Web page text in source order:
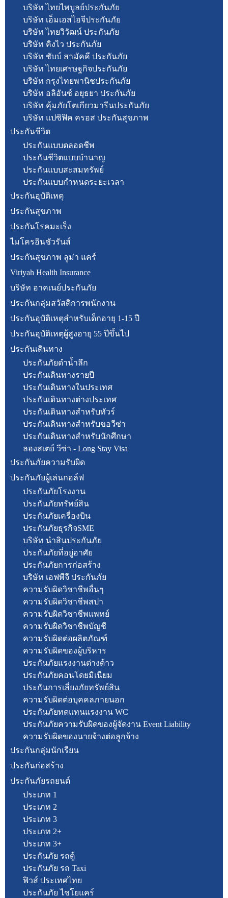
บริษัท ไทยไพบูลย์ประกันภัย
บริษัท เอ็มเอสไอจีประกันภัย
บริษัท ไทยวิวัฒน์ ประกันภัย
บริษัท คิงไว ประกันภัย
บริษัท ชับบ์ สามัคคี ประกันภัย
บริษัท ไทยเศรษฐกิจประกันภัย
บริษัท กรุงไทยพานิชประกันภัย
บริษัท อลิอันซ์ อยุธยา ประกันภัย
บริษัท คุ้มภัยโตเกียวมารีนประกันภัย
บริษัท แปซิฟิค ครอส ประกันสุขภาพ
ประกันชีวิต
ประกันแบบตลอดชีพ
ประกันชีวิตแบบบำนาญ
ประกันแบบสะสมทรัพย์
ประกันแบบกำหนดระยะเวลา
ประกันอุบัติเหตุ
ประกันสุขภาพ
ประกันโรคมะเร็ง
ไมโครอินชัวรันส์
ประกันสุขภาพ ลูม่า แคร์
Viriyah Health Insurance
บริษัท อาคเนย์ประกันภัย
ประกันกลุ่มสวัสดิการพนักงาน
ประกันอุบัติเหตุสำหรับเด็กอายุ 1-15 ปี
ประกันอุบัติเหตุผู้สูงอายุ 55 ปีขึ้นไป
ประกันเดินทาง
ประกันภัยดำน้ำลึก
ประกันเดินทางรายปี
ประกันเดินทางในประเทศ
ประกันเดินทางต่างประเทศ
ประกันเดินทางสำหรับทัวร์
ประกันเดินทางสำหรับขอวีซ่า
ประกันเดินทางสำหรับนักศึกษา
ลองสเตย์ วีซ่า - Long Stay Visa
ประกันภัยความรับผิด
ประกันภัยผู้เล่นกอล์ฟ
ประกันภัยโรงงาน
ประกันภัยทรัพย์สิน
ประกันภัยเครื่องบิน
ประกันภัยธุรกิจSME
บริษัท นำสินประกันภัย
ประกันภัยที่อยู่อาศัย
ประกันภัยการก่อสร้าง
บริษัท เอฟพีจี ประกันภัย
ความรับผิดวิชาชีพอื่นๆ
ความรับผิดวิชาชีพสปา
ความรับผิดวิชาชีพแพทย์
ความรับผิดวิชาชีพบัญชี
ความรับผิดต่อผลิตภัณฑ์
ความรับผิดของผู้บริหาร
ประกันภัยแรงงานต่างด้าว
ประกันภัยคอนโดยมิเนียม
ประกันการเสี่ยงภัยทรัพย์สิน
ความรับผิดต่อบุคคลภายนอก
ประกันภัยทดแทนแรงงาน WC
ประกันภัยความรับผิดของผู้จัดงาน Event Liability
ความรับผิดของนายจ้างต่อลูกจ้าง
ประกันกลุ่มนักเรียน
ประกันก่อสร้าง
ประกันภัยรถยนต์
ประเภท 1
ประเภท 2
ประเภท 3
ประเภท 2+
ประเภท 3+
ประกันภัย รถตู้
ประกันภัย รถ Taxi
ฟิวส์ ประเทศไทย
ประกันภัย ไชโยแคร์